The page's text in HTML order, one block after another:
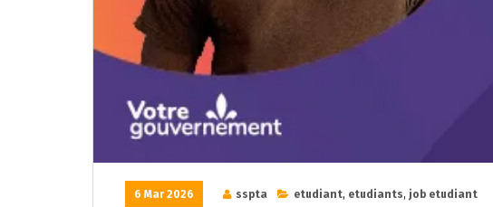
6 Mar 2026 sspta etudiant, etudiants, job etudiant